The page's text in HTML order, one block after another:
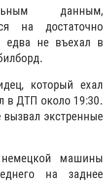
данным,
на достаточно
едва не въехал в
который ехал
в ДТП около 19:30.
вызвал экстренные
машины
на заднее